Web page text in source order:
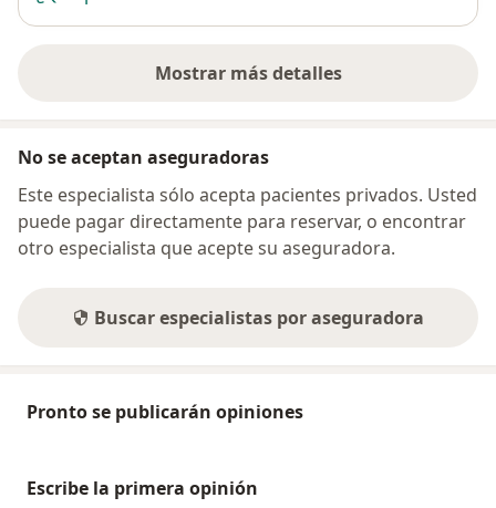
Mostrar más detalles
sobre la dirección
No se aceptan aseguradoras
Este especialista sólo acepta pacientes privados. Usted
puede pagar directamente para reservar, o encontrar
otro especialista que acepte su aseguradora.
Buscar especialistas por aseguradora
Pronto se publicarán opiniones
Escribe la primera opinión